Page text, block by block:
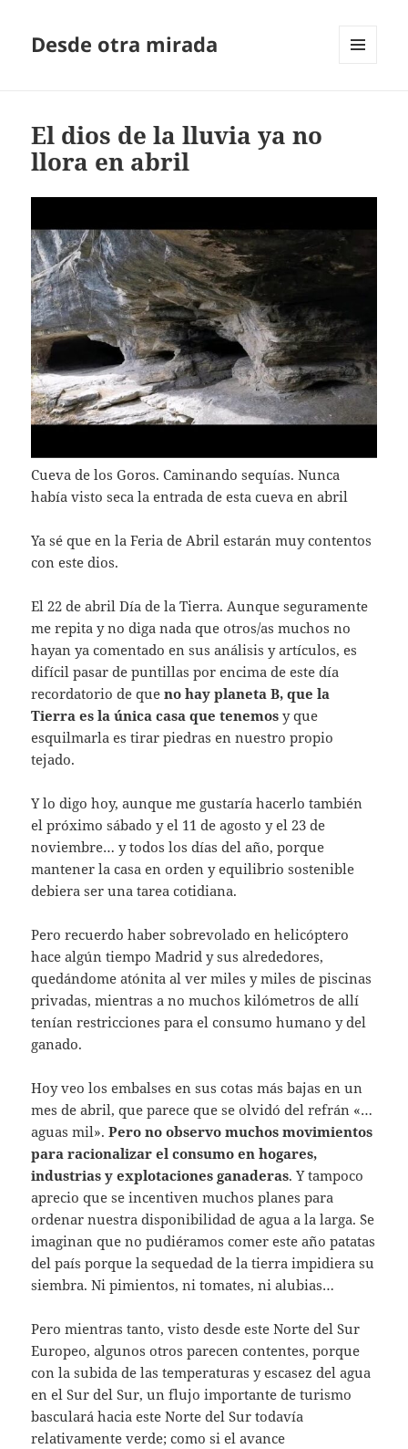
Desde otra mirada
El dios de la lluvia ya no
llora en abril
Cueva de los Goros. Caminando sequías. Nunca
había visto seca la entrada de esta cueva en abril
Ya sé que en la Feria de Abril estarán muy contentos
con este dios.
El 22 de abril Día de la Tierra. Aunque seguramente
me repita y no diga nada que otros/as muchos no
hayan ya comentado en sus análisis y artículos, es
difícil pasar de puntillas por encima de este día
recordatorio de que no hay planeta B, que la
Tierra es la única casa que tenemos y que
esquilmarla es tirar piedras en nuestro propio
tejado.
Y lo digo hoy, aunque me gustaría hacerlo también
el próximo sábado y el 11 de agosto y el 23 de
noviembre… y todos los días del año, porque
mantener la casa en orden y equilibrio sostenible
debiera ser una tarea cotidiana.
Pero recuerdo haber sobrevolado en helicóptero
hace algún tiempo Madrid y sus alrededores,
quedándome atónita al ver miles y miles de piscinas
privadas, mientras a no muchos kilómetros de allí
tenían restricciones para el consumo humano y del
ganado.
Hoy veo los embalses en sus cotas más bajas en un
mes de abril, que parece que se olvidó del refrán «…
aguas mil».Pero no observo muchos movimientos
para racionalizar el consumo en hogares,
industrias y explotaciones ganaderas. Y tampoco
aprecio que se incentiven muchos planes para
ordenar nuestra disponibilidad de agua a la larga. ´Se
imaginan que no pudiéramos comer este año patatas
del país porque la sequedad de la tierra impidiera su
siembra. Ni pimientos, ni tomates, ni alubias…
Pero mientras tanto, visto desde este Norte del Sur
Europeo, algunos otros parecen contentes, porque
con la subida de las temperaturas y escasez del agua
en el Sur del Sur, un flujo importante de turismo
basculará hacia este Norte del Sur todavía
relativamente verde; como si el avance